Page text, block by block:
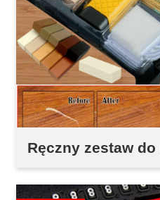
Ręczny zestaw